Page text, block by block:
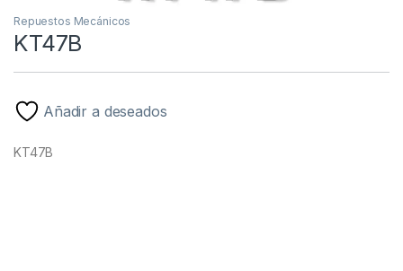
Repuestos Mecánicos
KT47B
Añadir a deseados
KT47B